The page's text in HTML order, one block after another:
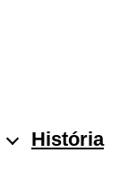
História